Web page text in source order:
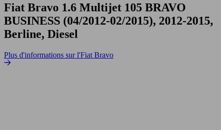
Fiat Bravo 1.6 Multijet 105 BRAVO
BUSINESS (04/2012-02/2015), 2012-2015,
Berline, Diesel
Plus d'informations sur l'Fiat Bravo